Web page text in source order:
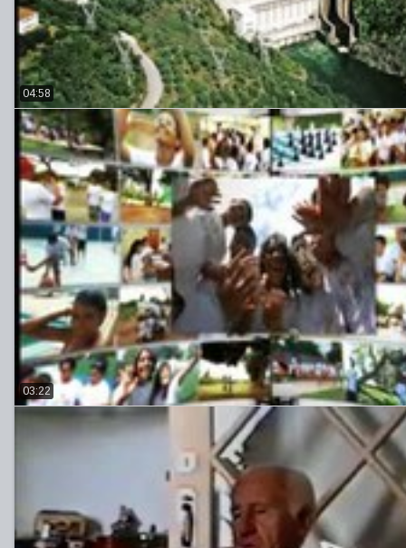
04:58
03:22